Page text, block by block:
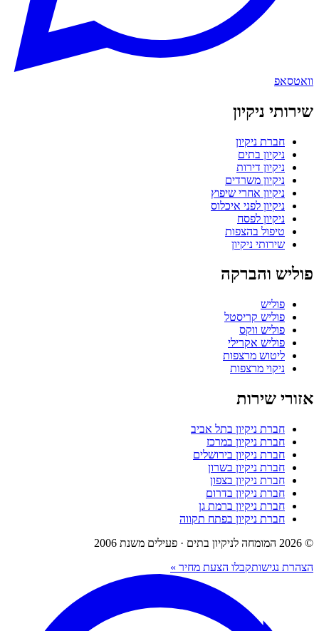
וואטסאפ
שירותי ניקיון
חברת ניקיון
ניקיון בתים
ניקיון דירות
ניקיון משרדים
ניקיון אחרי שיפוץ
ניקיון לפני איכלוס
ניקיון לפסח
טיפול בהצפות
שירותי ניקיון
פוליש והברקה
פוליש
פוליש קריסטל
פוליש ווקס
פוליש אקרילי
ליטוש מרצפות
ניקוי מרצפות
אזורי שירות
חברת ניקיון בתל אביב
חברת ניקיון במרכז
חברת ניקיון בירושלים
חברת ניקיון בשרון
חברת ניקיון בצפון
חברת ניקיון בדרום
חברת ניקיון ברמת גן
חברת ניקיון בפתח תקווה
© 2026 המומחה לניקיון בתים · פעילים משנת 2006
הצהרת נגישותקבלו הצעת מחיר »